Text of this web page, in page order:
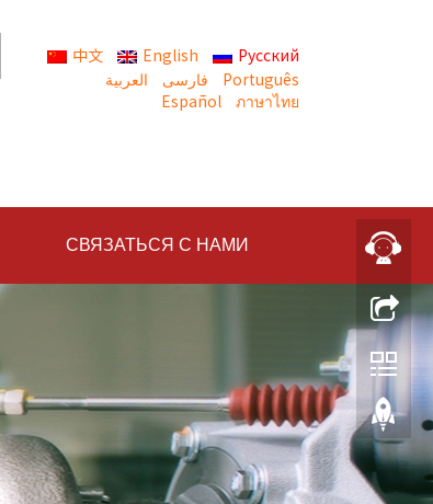
中文 English
Русский
العربية
Português
Español
ภาษาไทย
СВЯЗАТЬСЯ С НАМИ